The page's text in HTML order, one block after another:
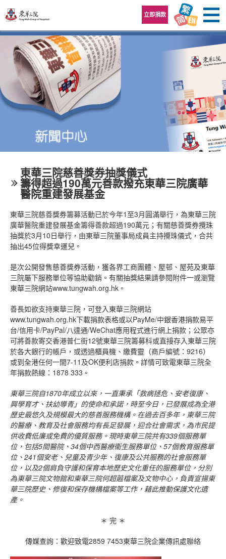
立即捐款
東華三院慈善獎券抽獎儀式
籌得超過190萬元善款撥充東華三院廣華
醫院重建發展基金
東華三院慈善獎券籌募活動已於今年1至3月圓滿舉行，為東華三院
廣華醫院重建發展基金籌得善款超過190萬元；有關慈善獎券攪珠
抽獎於3月10日舉行，由東華三院董事局成員主持攪珠儀式，合共
抽出45位得獎幸運兒。
是次公開發售慈善獎券活動，獲各界工商團體、屋邨、屋苑及東華
三院屬下服務單位等協助勸銷。有關抽獎結果請參閱附件一或瀏覽
東華三院網站www.tungwah.org.hk。
善長如欲支持東華三院，可登入東華三院網站
www.tungwah.org.hk下載捐款表格或以PayMe/中銀香港捐款易平
台/信用卡/PayPal/八達通/WeChat應用程式進行網上捐款；公眾亦
可將善款寄交香港普仁街12號東華三院籌募科或直接存入東華三院
於各大銀行的帳戶，或透過櫃員機、繳費靈（商戶編號：9216）
或到全港任何一間7-11及OK便利店捐款。詳情可致電東華三院全
年捐款熱線：1878 333。
東華三院自1870年成立以來，一直秉承「救病拯危、安老復康、
興學育才、扶幼導青」的使命和承諾，時至今日，已發展成為全港
歷史最悠久及規模最大的慈善服務機構。在過去百多年，東華三院
的醫療、教育及社會服務均有長足發展，迎合社會需求，為市民提
供收費低廉或免費的優質服務。現時東華三院共有339個服務單
位，包括5間醫院、 34個中西醫療衞生服務單位、 57個教育服務單
位、 241個安老、兒童及青少年、復康及公共服務的社會服務單
位，以及2個肩負守護和保育本地歷史文化重任的服務單位，分別
為東華三院文物館和東華三院何超蕸檔案及文物中心，負責宣揚東
華三院歷史、修復和保存機構檔案等工作，藉此推動保護文化遺
產。
＊ 完 ＊
傳媒查詢：歡迎致電2859 7453東華三院企業傳訊處聯絡